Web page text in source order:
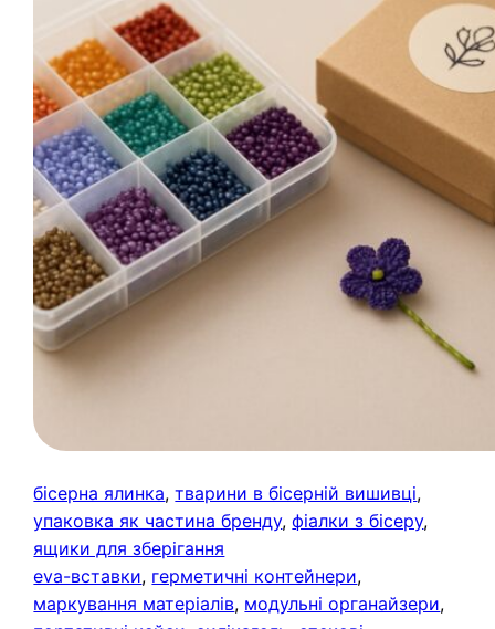
бісерна ялинка, тварини в бісерній вишивці
упаковка як частина бренду, фіалки з бісеру
ящики для зберігання
eva-вставки, герметичні контейнери
маркування матеріалів, модульні органайзери